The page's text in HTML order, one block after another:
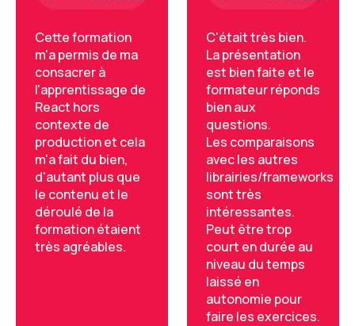
Cette formation
m'a permis de ma
consacrer à
l'apprentissage de
React hors
contexte de
production et cela
m'a fait du bien,
d'autant plus que
le contenu et le
déroulé de la
formation étaient
très agréables.
C'était très bien.
La présentation
est bien faite et le
formateur réponds
bien aux
questions.
Les comparaisons
avec les autres
librairies/frameworks
sont très
intéressantes.
Peut être trop
court en durée au
niveau du temps
laissé en
autonomie pour
faire les exercices.